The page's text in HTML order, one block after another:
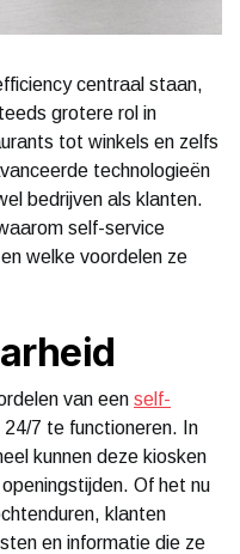
centraal staan,
grotere rol in
tot winkels en zelfs
technologieën
bedrijven als klanten.
self-service
welke voordelen ze
van een self-
7 te functioneren. In
kunnen deze kiosken
Of het nu
klanten
en informatie die ze